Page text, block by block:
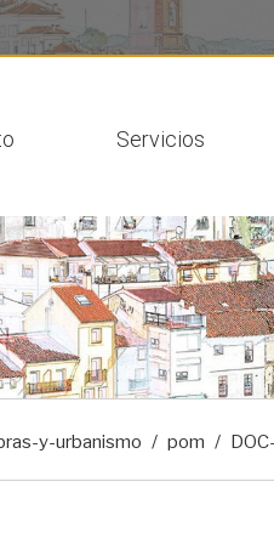
Servicios
y-urbanismo pom